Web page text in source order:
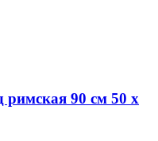
римская 90 см 50 х